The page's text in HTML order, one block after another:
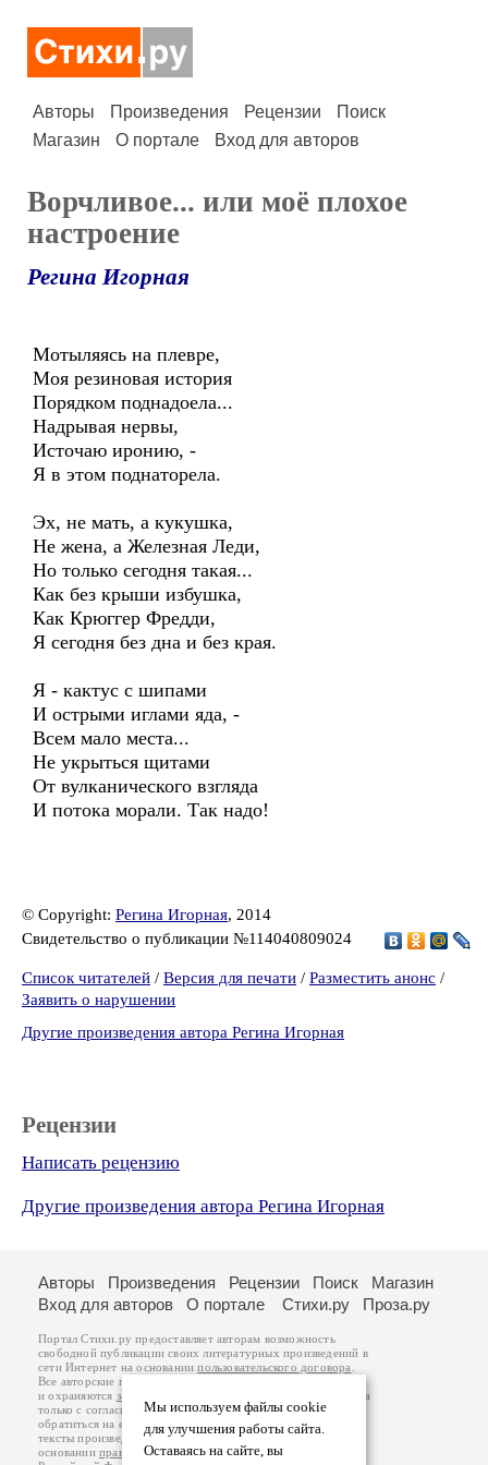
Авторы Произведения Рецензии
Поиск
Магазин
О портале Вход для авторов
Ворчливое... или моё плохое
настроение
Регина Игорная
Мотыляясь на плевре,
Моя резиновая история
Порядком поднадоела...
Надрывая нервы,
Источаю иронию, -
Я в этом поднаторела.
Эх, не мать, а кукушка,
Не жена, а Железная Леди,
Но только сегодня такая...
Как без крыши избушка,
Как Крюггер Фредди,
Я сегодня без дна и без края.
Я - кактус с шипами
И острыми иглами яда, -
Всем мало места...
Не укрыться щитами
От вулканического взгляда
И потока морали. Так надо!
© Copyright: Регина Игорная, 2014
Свидетельство о публикации №114040809024
Список читателей / Версия для печати / Разместить анонс /
Заявить о нарушении
Другие произведения автора Регина Игорная
Рецензии
Написать рецензию
Другие произведения автора Регина Игорная
Мы используем файлы cookie
для улучшения работы сайта.
Оставаясь на сайте, вы
Авторы Произведения Рецензии Поиск
Магазин
Вход для авторов
О портале Стихи.ру Проза.ру
Портал Стихи.ру предоставляет авторам возможность
свободной публикации своих литературных произведений в
сети Интернет на основаниипользовательского договора
Все авторские права на произведения принадлежат авторам
и охраняются законом
. Перепечатка произведений возможна
только с согласия его автора, к которому вы можете
обратиться на его авторской странице. Ответственность за
тексты произведений авторы несут самостоятельно на
основанииправил публикацииизаконодательства